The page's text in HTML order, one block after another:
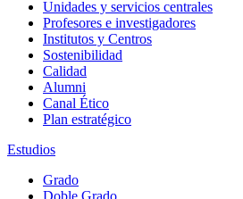
Unidades y servicios centrales
Profesores e investigadores
Institutos y Centros
Sostenibilidad
Calidad
Alumni
Canal Ético
Plan estratégico
Estudios
Grado
Doble Grado